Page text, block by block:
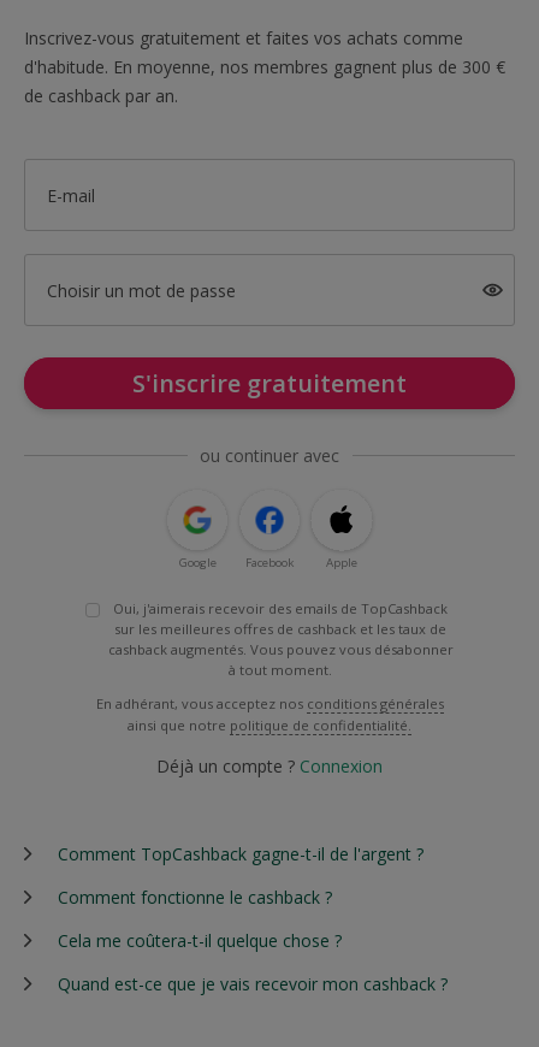
Inscrivez-vous gratuitement et faites vos achats comme
d'habitude. En moyenne, nos membres gagnent plus de 300 €
de cashback par an.
E-mail
Choisir un mot de passe
S'inscrire gratuitement
ou continuer avec
Google Facebook Apple
Oui, j'aimerais recevoir des emails de TopCashback
sur les meilleures offres de cashback et les taux de
cashback augmentés. Vous pouvez vous désabonner
à tout moment.
En adhérant, vous acceptez nos conditions générales
ainsi que notre politique de confidentialité.
Déjà un compte ? Connexion
Comment TopCashback gagne-t-il de l'argent ?
Comment fonctionne le cashback ?
Cela me coûtera-t-il quelque chose ?
Quand est-ce que je vais recevoir mon cashback ?